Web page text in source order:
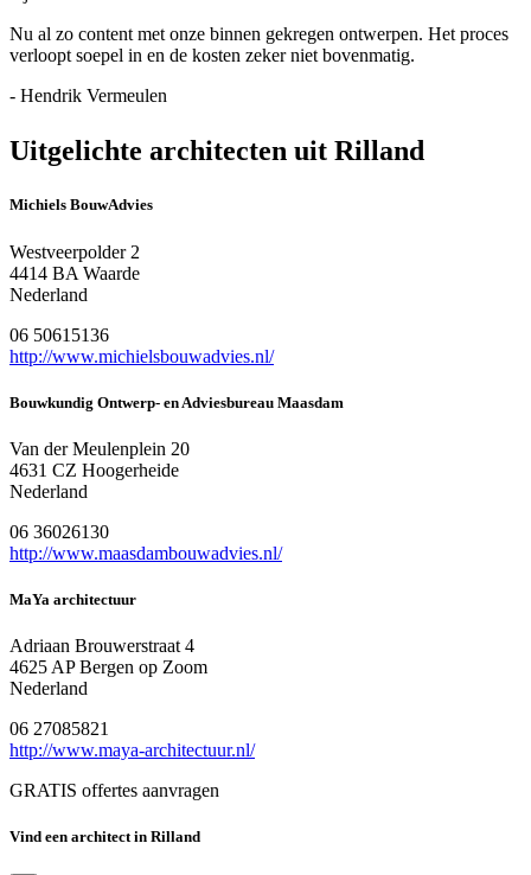
Nu al zo content met onze binnen gekregen ontwerpen. Het proces
verloopt soepel in en de kosten zeker niet bovenmatig.
- Hendrik Vermeulen
Uitgelichte architecten uit Rilland
Michiels BouwAdvies
Westveerpolder 2
4414 BA Waarde
Nederland
06 50615136
http://www.michielsbouwadvies.nl/
Bouwkundig Ontwerp- en Adviesbureau Maasdam
Van der Meulenplein 20
4631 CZ Hoogerheide
Nederland
06 36026130
http://www.maasdambouwadvies.nl/
MaYa architectuur
Adriaan Brouwerstraat 4
4625 AP Bergen op Zoom
Nederland
06 27085821
http://www.maya-architectuur.nl/
GRATIS offertes aanvragen
Vind een architect in Rilland